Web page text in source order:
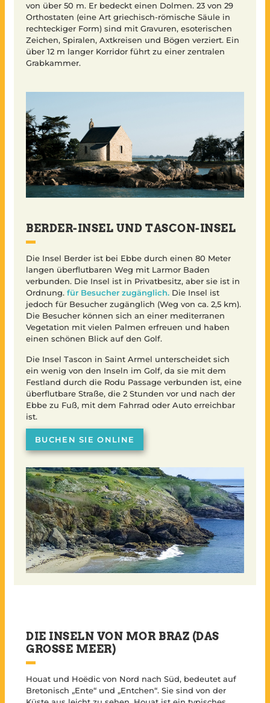
von über 50 m. Er bedeckt einen Dolmen. 23 von 29
Orthostaten (eine Art griechisch-römische Säule in
rechteckiger Form) sind mit Gravuren, esoterischen
Zeichen, Spiralen, Axtkreisen und Bögen verziert. Ein
über 12 m langer Korridor führt zu einer zentralen
Grabkammer.
BERDER-INSEL UND TASCON-INSEL
Die Insel Berder ist bei Ebbe durch einen 80 Meter
langen überflutbaren Weg mit Larmor Baden
verbunden. Die Insel ist in Privatbesitz, aber sie ist in
Ordnung. für Besucher zugänglich. Die Insel ist
jedoch für Besucher zugänglich (Weg von ca. 2,5 km).
Die Besucher können sich an einer mediterranen
Vegetation mit vielen Palmen erfreuen und haben
einen schönen Blick auf den Golf.
Die Insel Tascon in Saint Armel unterscheidet sich
ein wenig von den Inseln im Golf, da sie mit dem
Festland durch die Rodu Passage verbunden ist, eine
überflutbare Straße, die 2 Stunden vor und nach der
Ebbe zu Fuß, mit dem Fahrrad oder Auto erreichbar
ist.
BUCHEN SIE ONLINE
DIE INSELN VON MOR BRAZ (DAS
GROSSE MEER)
Houat und Hoëdic von Nord nach Süd, bedeutet auf
Bretonisch „Ente“ und „Entchen“. Sie sind von der